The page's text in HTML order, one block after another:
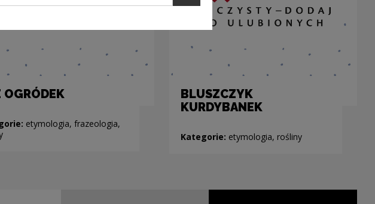
OGRÓDEK
etymologia, frazeologia,
BLUSZCZYK
KURDYBANEK
Kategorie: etymologia, rośliny